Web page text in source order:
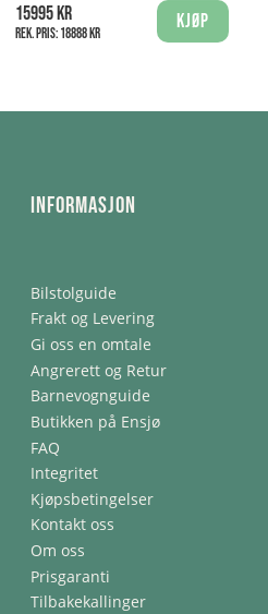
15995 kr
Rek. pris:18888 kr
Kjøp
Informasjon
Bilstolguide
Frakt og Levering
Gi oss en omtale
Angrerett og Retur
Barnevognguide
Butikken på Ensjø
FAQ
Integritet
Kjøpsbetingelser
Kontakt oss
Om oss
Prisgaranti
Tilbakekallinger